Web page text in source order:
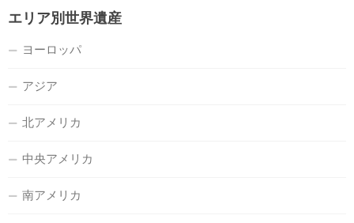
エリア別世界遺産
ヨーロッパ
アジア
北アメリカ
中央アメリカ
南アメリカ